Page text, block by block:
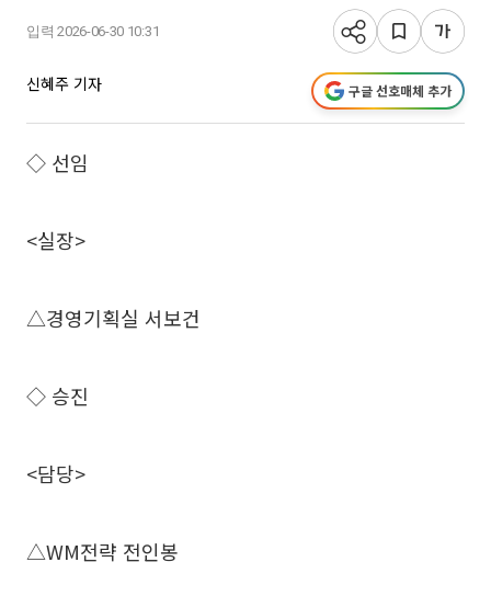
입력 2026-06-30 10:31
신혜주 기자 구글 선호매체 추가
◇ 선임
<실장>
△경영기획실 서보건
◇ 승진
<담당>
△WM전략 전인봉